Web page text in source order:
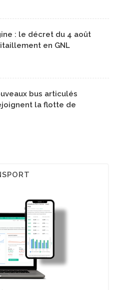
: le décret du 4 août
en GNL
bus articulés
la flotte de